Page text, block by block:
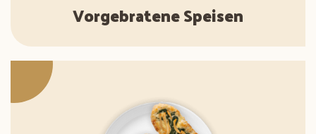
Vorgebratene Speisen